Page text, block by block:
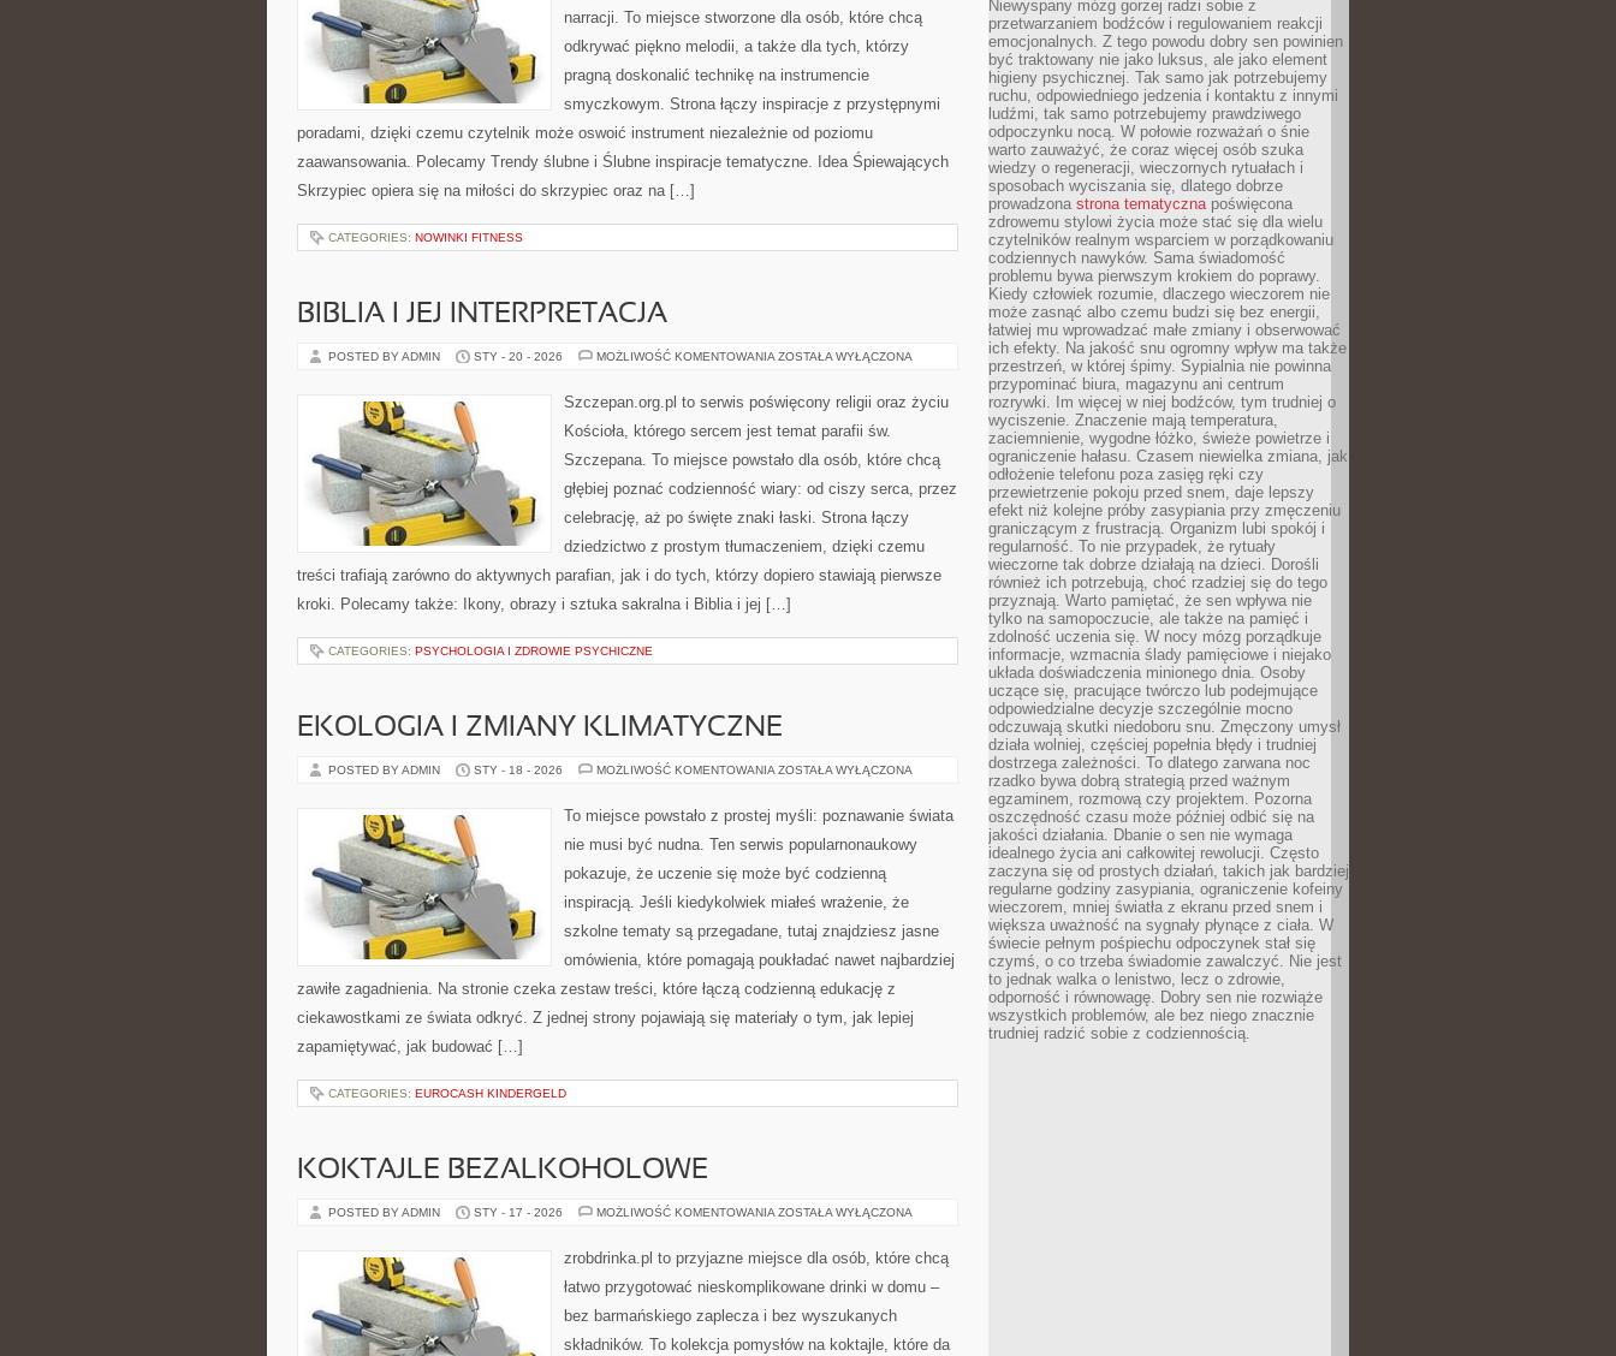
narracji. To miejsce stworzone dla osób, które chcą
odkrywać piękno melodii, a także dla tych, którzy
pragną doskonalić technikę na instrumencie
smyczkowym. Strona łączy inspiracje z przystępnymi
poradami, dzięki czemu czytelnik może oswoić instrument niezależnie od poziomu
zaawansowania. Polecamy Trendy ślubne i Ślubne inspiracje tematyczne. Idea Śpiewających
Skrzypiec opiera się na miłości do skrzypiec oraz na […]
CATEGORIES: NOWINKI FITNESS
BIBLIA I JEJ INTERPRETACJA
POSTED BY ADMIN STY - 20 - 2026 MOŻLIWOŚĆ KOMENTOWANIA BIBLIA
INTERPRETACJA
ZOSTAŁA WYŁĄCZONA
Szczepan.org.pl to serwis poświęcony religii oraz życiu
Kościoła, którego sercem jest temat parafii św.
Szczepana. To miejsce powstało dla osób, które chcą
głębiej poznać codzienność wiary: od ciszy serca, przez
celebrację, aż po święte znaki łaski. Strona łączy
dziedzictwo z prostym tłumaczeniem, dzięki czemu
treści trafiają zarówno do aktywnych parafian, jak i do tych, którzy dopiero stawiają pierwsze
kroki. Polecamy także: Ikony, obrazy i sztuka sakralna i Biblia i jej […]
CATEGORIES: PSYCHOLOGIA I ZDROWIE PSYCHICZNE
EKOLOGIA I ZMIANY KLIMATYCZNE
POSTED BY ADMIN STY - 18 - 2026 MOŻLIWOŚĆ KOMENTOWANIA EKOLOGIA
KLIMATYCZNE
ZOSTAŁA WYŁĄCZONA
To miejsce powstało z prostej myśli: poznawanie świata
nie musi być nudna. Ten serwis popularnonaukowy
pokazuje, że uczenie się może być codzienną
inspiracją. Jeśli kiedykolwiek miałeś wrażenie, że
szkolne tematy są przegadane, tutaj znajdziesz jasne
omówienia, które pomagają poukładać nawet najbardziej
zawiłe zagadnienia. Na stronie czeka zestaw treści, które łączą codzienną edukację z
ciekawostkami ze świata odkryć. Z jednej strony pojawiają się materiały o tym, jak lepiej
zapamiętywać, jak budować […]
CATEGORIES: EUROCASH KINDERGELD
KOKTAJLE BEZALKOHOLOWE
POSTED BY ADMIN STY - 17 - 2026 MOŻLIWOŚĆ KOMENTOWANIA KOKTAJLE
ZOSTAŁA WYŁĄCZONA
zrobdrinka.pl to przyjazne miejsce dla osób, które chcą
łatwo przygotować nieskomplikowane drinki w domu –
bez barmańskiego zaplecza i bez wyszukanych
składników. To kolekcja pomysłów na koktajle, które da
Niewyspany mózg gorzej radzi sobie z
przetwarzaniem bodźców i regulowaniem reakcji
emocjonalnych. Z tego powodu dobry sen powinien
być traktowany nie jako luksus, ale jako element
higieny psychicznej. Tak samo jak potrzebujemy
ruchu, odpowiedniego jedzenia i kontaktu z innymi
ludźmi, tak samo potrzebujemy prawdziwego
odpoczynku nocą. W połowie rozważań o śnie
warto zauważyć, że coraz więcej osób szuka
wiedzy o regeneracji, wieczornych rytuałach i
sposobach wyciszania się, dlatego dobrze
prowadzona strona tematycznapoświęcona
zdrowemu stylowi życia może stać się dla wielu
czytelników realnym wsparciem w porządkowaniu
codziennych nawyków. Sama świadomość
problemu bywa pierwszym krokiem do poprawy.
Kiedy człowiek rozumie, dlaczego wieczorem nie
może zasnąć albo czemu budzi się bez energii,
łatwiej mu wprowadzać małe zmiany i obserwować
ich efekty. Na jakość snu ogromny wpływ ma także
przestrzeń, w której śpimy. Sypialnia nie powinna
przypominać biura, magazynu ani centrum
rozrywki. Im więcej w niej bodźców, tym trudniej o
wyciszenie. Znaczenie mają temperatura,
zaciemnienie, wygodne łóżko, świeże powietrze i
ograniczenie hałasu. Czasem niewielka zmiana, jak
odłożenie telefonu poza zasięg ręki czy
przewietrzenie pokoju przed snem, daje lepszy
efekt niż kolejne próby zasypiania przy zmęczeniu
graniczącym z frustracją. Organizm lubi spokój i
regularność. To nie przypadek, że rytuały
wieczorne tak dobrze działają na dzieci. Dorośli
również ich potrzebują, choć rzadziej się do tego
przyznają. Warto pamiętać, że sen wpływa nie
tylko na samopoczucie, ale także na pamięć i
zdolność uczenia się. W nocy mózg porządkuje
informacje, wzmacnia ślady pamięciowe i niejako
układa doświadczenia minionego dnia. Osoby
uczące się, pracujące twórczo lub podejmujące
odpowiedzialne decyzje szczególnie mocno
odczuwają skutki niedoboru snu. Zmęczony umysł
działa wolniej, częściej popełnia błędy i trudniej
dostrzega zależności. To dlatego zarwana noc
rzadko bywa dobrą strategią przed ważnym
egzaminem, rozmową czy projektem. Pozorna
oszczędność czasu może później odbić się na
jakości działania. Dbanie o sen nie wymaga
idealnego życia ani całkowitej rewolucji. Często
zaczyna się od prostych działań, takich jak bardziej
regularne godziny zasypiania, ograniczenie kofeiny
wieczorem, mniej światła z ekranu przed snem i
większa uważność na sygnały płynące z ciała. W
świecie pełnym pośpiechu odpoczynek stał się
czymś, o co trzeba świadomie zawalczyć. Nie jest
to jednak walka o lenistwo, lecz o zdrowie,
odporność i równowagę. Dobry sen nie rozwiąże
wszystkich problemów, ale bez niego znacznie
trudniej radzić sobie z codziennością.